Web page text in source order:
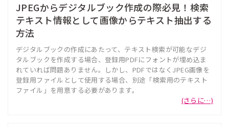
JPEGからデジタルブック作成の際必見！検索
テキスト情報として画像からテキスト抽出する
方法
デジタルブックの作成にあたって、テキスト検索が可能なデジ
タルブックを作成する場合、登録用PDFにフォントが埋め込ま
れていれば問題ありません。しかし、PDFではなくJPEG画像を
登録用ファイルとして使用する場合、別途「検索用のテキスト
ファイル」を用意する必要があります。
(さらに…)